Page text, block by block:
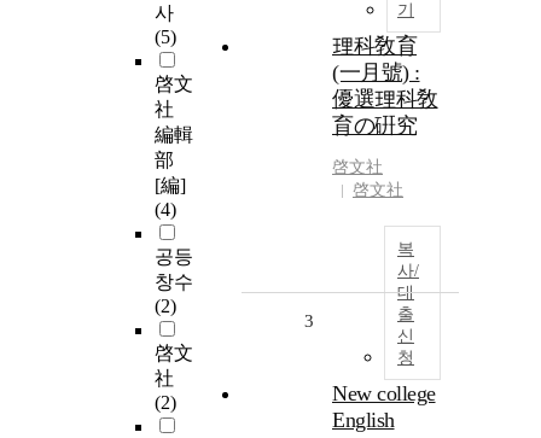
사
(5)
啓文
社
編輯
部
[編]
(4)
공등
창수
(2)
啓文
社
(2)
기
理科敎育
(一月號) :
優選理科敎
育の硏究
啓文社
啓文社
복
사/
대
출
신
청
3
New college
English